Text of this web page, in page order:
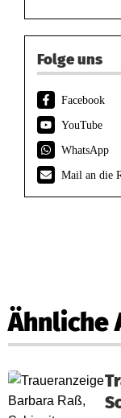
Folge uns
Facebook
YouTube
WhatsApp
Mail an die
Ähnliche